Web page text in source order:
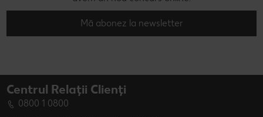
Mă abonez la newsletter
Centrul Relații Clienți
0800 1 0800